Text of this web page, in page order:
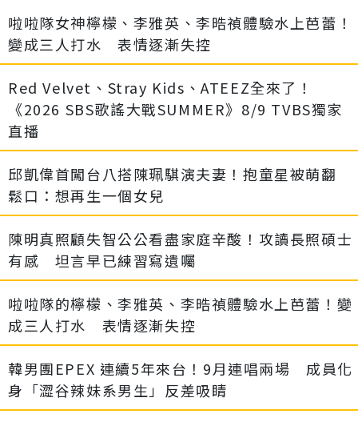
啦啦隊女神檸檬、李雅英、李晧禎體驗水上芭蕾！
變成三人打水 表情逐漸失控
Red Velvet、Stray Kids、ATEEZ全來了！
《2026 SBS歌謠大戰SUMMER》8/9 TVBS獨家
直播
邱凱偉首闖台八搭陳珮騏演夫妻！抱童星被萌翻
鬆口：想再生一個女兒
陳明真照顧失智公公看盡家庭辛酸！攻讀長照碩士
有感 坦言早已練習寫遺囑
啦啦隊的檸檬、李雅英、李晧禎體驗水上芭蕾！變
成三人打水 表情逐漸失控
韓男團EPEX 連續5年來台！9月連唱兩場 成員化
身「澀谷辣妹系男生」反差吸睛